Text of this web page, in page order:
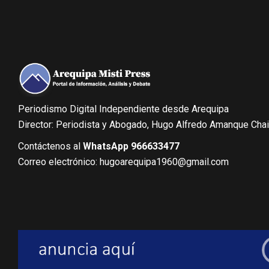
Periodismo Digital Independiente desde Arequipa
Director: Periodista y Abogado, Hugo Alfredo Amanque
Contáctenos al WhatsApp 966633477
Correo electrónico: hugoarequipa1960@gmail.com